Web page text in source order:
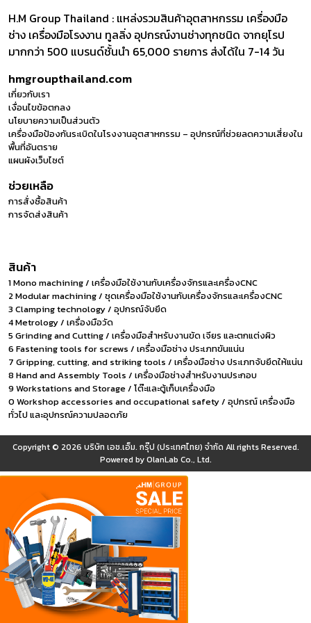
H.M Group Thailand : แหล่งรวมสินค้าอุตสาหกรรม เครื่องมือ
ช่าง เครื่องมือโรงงาน ทูลลิ่ง อุปกรณ์งานช่างทุกชนิด จากยุโรป
มากกว่า 500 แบรนด์ชั้นนำ 65,000 รายการ ส่งได้ใน 7-14 วัน
hmgroupthailand.com
เกี่ยวกับเรา
เงื่อนไขข้อตกลง
นโยบายความเป็นส่วนตัว
เครื่องมือป้องกันระเบิดในโรงงานอุตสาหกรรม – อุปกรณ์ที่ช่วยลดความเสี่ยงใน
พื้นที่อันตราย
แผนผังเว็บไซต์
ช่วยเหลือ
การสั่งซื้อสินค้า
การจัดส่งสินค้า
สินค้า
1 Mono machining / เครื่องมือใช้งานกับเครื่องจักรและเครื่องCNC
2 Modular machining / ชุดเครื่องมือใช้งานกับเครื่องจักรและเครื่องCNC
3 Clamping technology / อุปกรณ์จับยึด
4 Metrology / เครื่องมือวัด
5 Grinding and Cutting / เครื่องมือสำหรับงานขัด เจียร และตกแต่งผิว
6 Fastening tools for screws / เครื่องมือช่าง ประเภทขันแน่น
7 Gripping, cutting, and striking tools / เครื่องมือช่าง ประเภทจับยึดให้แน่น
8 Hand and Assembly Tools / เครื่องมือช่างสำหรับงานประกอบ
9 Workstations and Storage / โต๊ะและตู้เก็บเครื่องมือ
0 Workshop accessories and occupational safety / อุปกรณ์ เครื่องมือ
ทั่วไป และอุปกรณ์ความปลอดภัย
Copyright © 2026 บริษัท เอช.เอ็ม. กรุ๊ป (ประเทศไทย) จำกัด All rights Reserved.
Powered byOlanLab Co., Ltd.